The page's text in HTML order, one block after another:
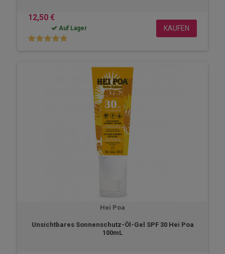
12,50 €
Auf Lager KAUFEN
Hei Poa
Unsichtbares Sonnenschutz-Öl-Gel SPF 30 Hei Poa
100mL